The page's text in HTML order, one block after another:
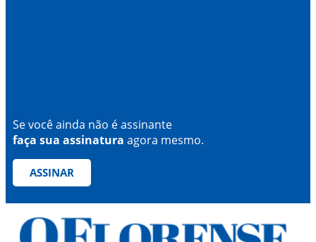
Se você ainda não é assinante
faça sua assinatura agora mesmo.
ASSINAR